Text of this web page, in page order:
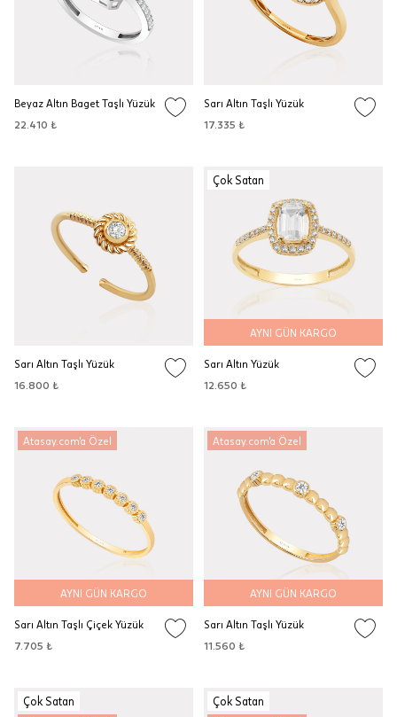
Beyaz Altın Baget Taşlı Yüzük
22.410 ₺
Sarı Altın Taşlı Yüzük
17.335 ₺
Sarı Altın Taşlı Yüzük
16.800 ₺
Çok Satan
AYNI GÜN KARGO
Sarı Altın Yüzük
12.650 ₺
Atasay.com'a Özel
AYNI GÜN KARGO
Sarı Altın Taşlı Çiçek Yüzük
7.705 ₺
Atasay.com'a Özel
AYNI GÜN KARGO
Sarı Altın Taşlı Yüzük
11.560 ₺
Çok Satan Çok Satan